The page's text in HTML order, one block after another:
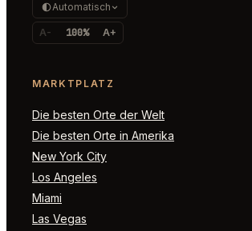
Automatisch
A- 100% A+
MARKTPLATZ
Die besten Orte der Welt
Die besten Orte in Amerika
New York City
Los Angeles
Miami
Las Vegas